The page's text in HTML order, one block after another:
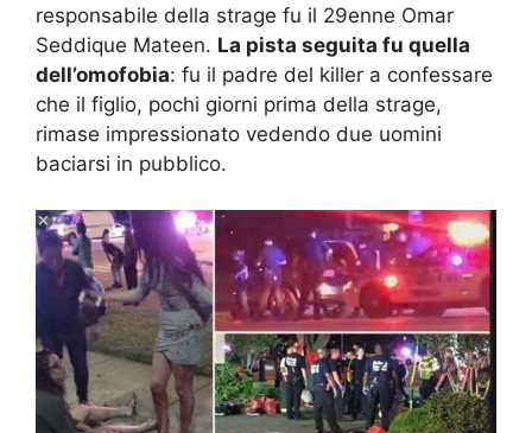
responsabile della strage fu il 29enne Omar
Seddique Mateen. La pista seguita fu quella
dell’omofobia: fu il padre del killer a confessare
che il figlio, pochi giorni prima della strage,
rimase impressionato vedendo due uomini
baciarsi in pubblico.